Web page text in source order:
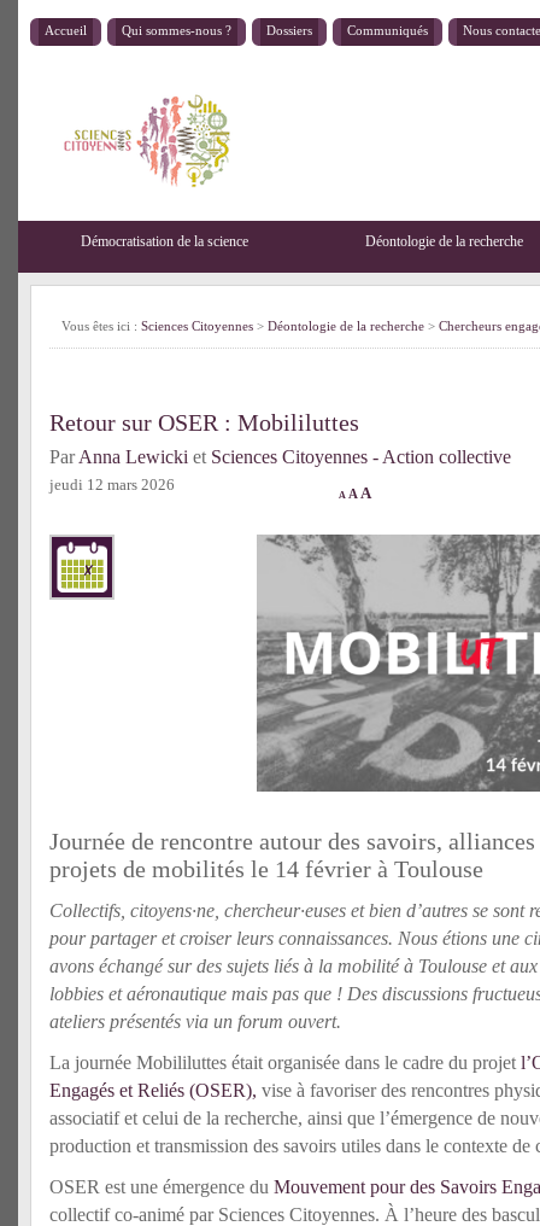
Accueil Qui sommes-nous ? Dossiers Communiqués Nous
Démocratisation de la science Déontologie de la recherche
Vous êtes ici : Sciences Citoyennes > Déontologie de la recherche > Chercheurs
Retour sur OSER : Mobililuttes
ParAnna Lewicki et Sciences Citoyennes - Action collective
jeudi 12 mars 2026
A A A
Journée de rencontre autour des savoirs,
projets de mobilités le 14 février à Toulouse
Collectifs, citoyens·ne, chercheur·euses et bien d’autres se sont
pour partager et croiser leurs connaissances. Nous étions une
avons échangé sur des sujets liés à la mobilité à Toulouse et
lobbies et aéronautique mais pas que ! Des discussions
ateliers présentés via un forum ouvert.
La journée Mobililuttes était organisée dans le cadre du projet
Engagés et Reliés (OSER), vise à favoriser des rencontres
associatif et celui de la recherche, ainsi que l’émergence de
production et transmission des savoirs utiles dans le contexte de
OSER est une émergence du Mouvement pour des Savoirs
collectif co-animé par Sciences Citoyennes. À l’heure des